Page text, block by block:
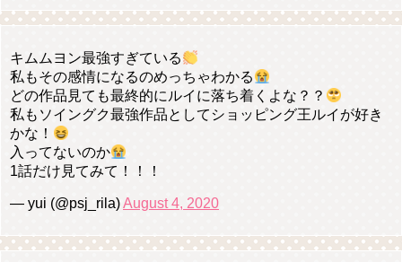
キムムヨン最強すぎている
私もその感情になるのめっちゃわかる
どの作品見ても最終的にルイに落ち着くよな？？
私もソイングク最強作品としてショッピング王ルイが好き
かな！
入ってないのか
1話だけ見てみて！！！
— yui (@psj_rila)August 4, 2020